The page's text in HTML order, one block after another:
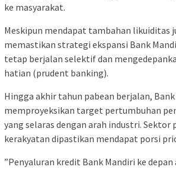
ke masyarakat.
​Meskipun mendapat tambahan likuiditas
memastikan strategi ekspansi Bank
tetap berjalan selektif dan
hatian (prudent banking).
​Hingga akhir tahun pabean berjalan,
memproyeksikan target pertumbuhan
yang selaras dengan arah industri. Sektor
kerakyatan dipastikan mendapat porsi
​”Penyaluran kredit Bank Mandiri ke